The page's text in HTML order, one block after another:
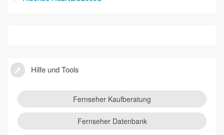
Hilfe und Tools
Fernseher Kaufberatung
Fernseher Datenbank